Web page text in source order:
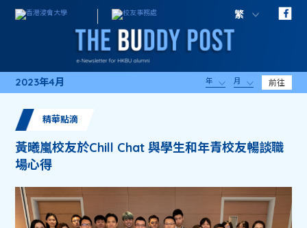
繁
2023年4月 年 月 前往
精華點滴
黃曦嵐校友於Chill Chat 與學生和年青校友暢談職
場心得